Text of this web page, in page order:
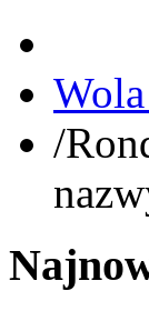
/